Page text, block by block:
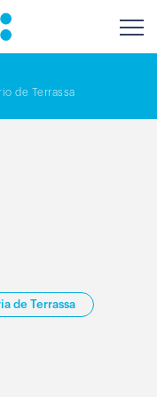
de Terrassa
de Terrassa